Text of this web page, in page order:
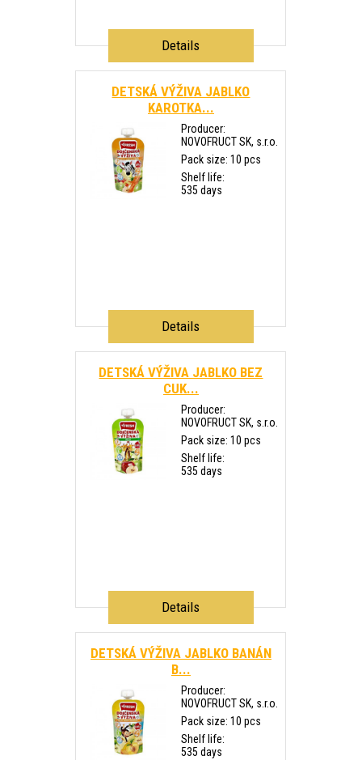
Details
DETSKÁ VÝŽIVA JABLKO
KAROTKA...
Producer:
NOVOFRUCT SK, s.r.o.
Pack size: 10 pcs
Shelf life:
535 days
Details
DETSKÁ VÝŽIVA JABLKO BEZ
CUK...
Producer:
NOVOFRUCT SK, s.r.o.
Pack size: 10 pcs
Shelf life:
535 days
Details
DETSKÁ VÝŽIVA JABLKO BANÁN
B...
Producer:
NOVOFRUCT SK, s.r.o.
Pack size: 10 pcs
Shelf life:
535 days